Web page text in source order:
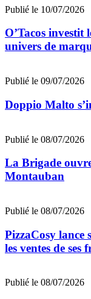
Publié le 10/07/2026
O’Tacos investit
univers de
Publié le 09/07/2026
Doppio Malto
Publié le 08/07/2026
La Brigade
Montauban
Publié le 08/07/2026
PizzaCosy
les ventes de ses
Publié le 08/07/2026